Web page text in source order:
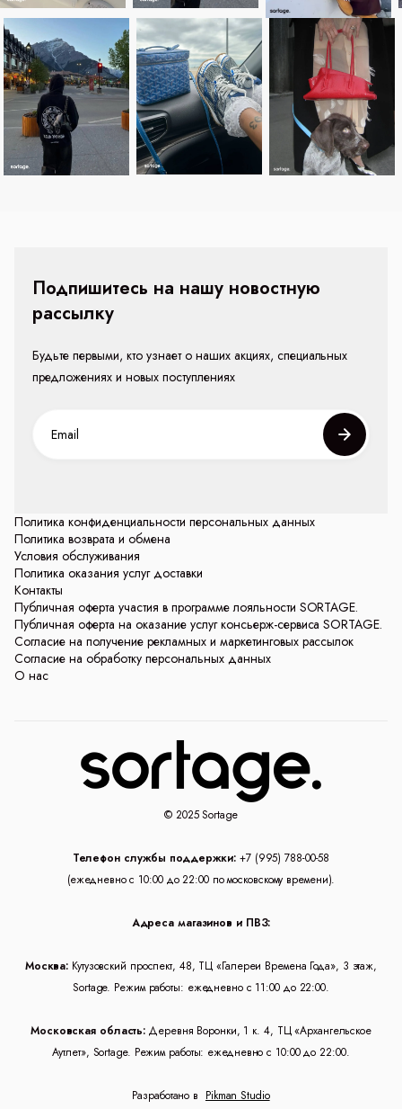
Политика конфиденциальности персональных данных
Политика возврата и обмена
Условия обслуживания
Политика оказания услуг доставки
Контакты
Публичная оферта участия в программе лояльности SORTAGE.
Публичная оферта на оказание услуг консьерж-сервиса SORTAGE.
Согласие на получение рекламных и маркетинговых рассылок
Согласие на обработку персональных данных
О нас
Подпишитесь на нашу новостную
рассылку
Будьте первыми, кто узнает о наших акциях, специальных
предложениях и новых поступлениях
© 2025 Sortage
Телефон службы поддержки: +7 (995) 788-00-58
(ежедневно с 10:00 до 22:00 по московскому времени).
Адреса магазинов и ПВЗ:
Москва: Кутузовский проспект, 48, ТЦ «Галереи Времена Года», 3 этаж,
Sortage. Режим работы: ежедневно с 11:00 до 22:00.
Московская область: Деревня Воронки, 1 к. 4, ТЦ «Архангельское
Аутлет», Sortage. Режим работы: ежедневно с 10:00 до 22:00.
Разработано в Pikman Studio